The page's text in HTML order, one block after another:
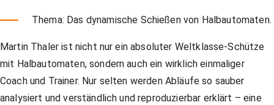
Long Range Shooting
Long Range Shooting
Thema: Das dynamische Schießen von Halbautomaten.
Martin Thaler ist nicht nur ein absoluter Weltklasse-Schütze
mit Halbautomaten, sondern auch ein wirklich einmaliger
Coach und Trainer. Nur selten werden Abläufe so sauber
analysiert und verständlich und reproduzierbar erklärt – eine